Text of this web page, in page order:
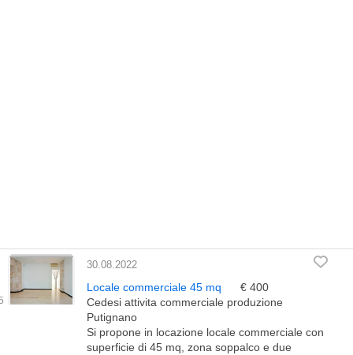
30.08.2022
Locale commerciale 45 mq
€ 400
Cedesi attivita commerciale produzione
Putignano
Si propone in locazione locale commerciale con
superficie di 45 mq, zona soppalco e due